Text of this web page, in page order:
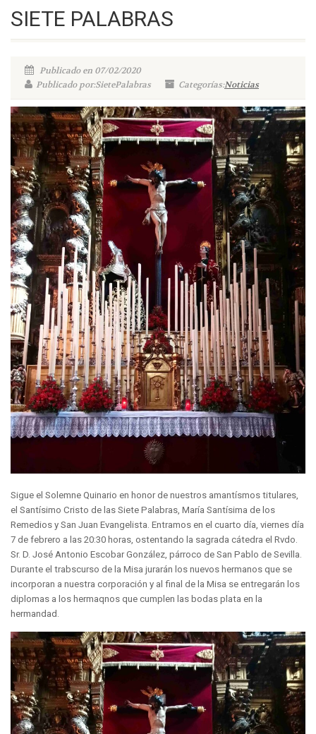
SIETE PALABRAS
Publicado en 07/02/2020
Publicado por:SietePalabras
Categorías:Noticias
Sigue el Solemne Quinario en honor de nuestros amantísmos titulares,
el Santísimo Cristo de las Siete Palabras, María Santísima de los
Remedios y San Juan Evangelista. Entramos en el cuarto día, viernes día
7 de febrero a las 20:30 horas, ostentando la sagrada cátedra el Rvdo.
Sr. D. José Antonio Escobar González, párroco de San Pablo de Sevilla.
Durante el trabscurso de la Misa jurarán los nuevos hermanos que se
incorporan a nuestra corporación y al final de la Misa se entregarán los
diplomas a los hermaqnos que cumplen las bodas plata en la
hermandad.